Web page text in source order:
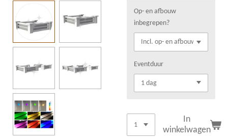
Op- en afbouw
inbegrepen?
Eventduur
In
winkelwagen